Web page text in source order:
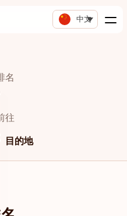
中文
名
往
目的地